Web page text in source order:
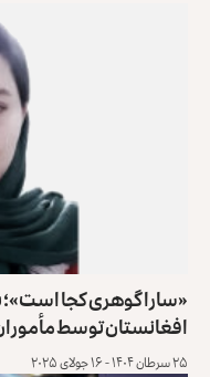
‏افغانستان توسط
۲۵ سرطان ۱۴۰۴ - ۱۶ جولای ۲۰۲۵